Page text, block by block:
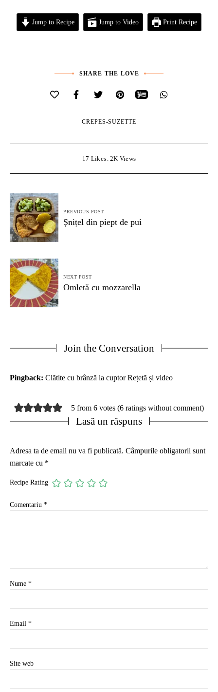
Jump to Recipe Jump to Video Print Recipe
SHARE THE LOVE
CREPES-SUZETTE
17 Likes 2K Views
Navigare
în
articole
PREVIOUS POST
Șnițel din piept de pui
NEXT POST
Omletă cu mozzarella
Join the Conversation
Pingback: Clătite cu brânză la cuptor Rețetă și video
5 from 6 votes (6 ratings without comment)
Lasă un răspuns
Adresa ta de email nu va fi publicată. Câmpurile obligatorii sunt
marcate cu *
Recipe Rating
Comentariu *
Nume *
Email *
Site web